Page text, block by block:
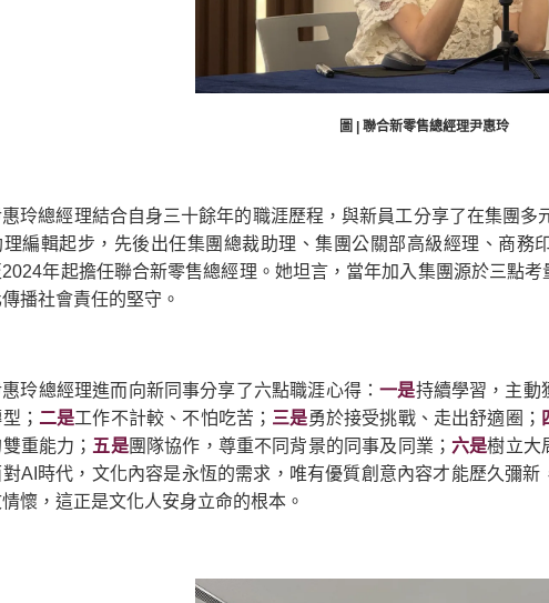
圖 | 聯合新零售總經理尹惠玲
玲總經理結合自身三十餘年的職涯歷程，與新員工分享了在集團多
編輯起步，先後出任集團總裁助理、集團公關部高級經理、商務
年起擔任聯合新零售總經理。她坦言，當年加入集團源於三點
播社會責任的堅守。
玲總經理進而向新同事分享了六點職涯心得：一是持續學習，主動
； 二是工作不計較、不怕吃苦； 三是勇於接受挑戰、走出舒適圈；
重能力； 五是團隊協作，尊重不同背景的同事及同業； 六是樹立大
AI時代，文化內容是永恆的需求，唯有優質創意內容才能歷久彌
懷，這正是文化人安身立命的根本。